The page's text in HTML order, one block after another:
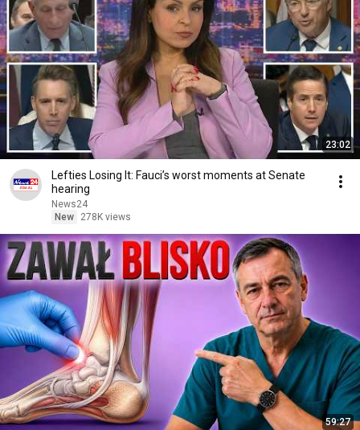
23:02
Lefties Losing It: Fauci’s worst moments at Senate
hearing
News24
New
278K views
59:27